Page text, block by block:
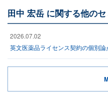
田中 宏岳 に関する他の
2026.07.02
英文医薬品ライセンス契約の個別論